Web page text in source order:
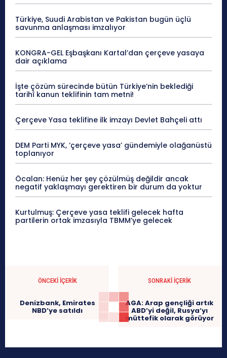
Türkiye, Suudi Arabistan ve Pakistan bugün üçlü
savunma anlaşması imzalıyor
KONGRA-GEL Eşbaşkanı Kartal’dan çerçeve yasaya
dair açıklama
İşte çözüm sürecinde bütün Türkiye’nin beklediği
tarihî kanun teklifinin tam metni!
Çerçeve Yasa teklifine ilk imzayı Devlet Bahçeli attı
DEM Parti MYK, ‘çerçeve yasa’ gündemiyle olağanüstü
toplanıyor
Öcalan: Henüz her şey çözülmüş değildir ancak
negatif yaklaşmayı gerektiren bir durum da yoktur
Kurtulmuş: Çerçeve yasa teklifi gelecek hafta
partilerin ortak imzasıyla TBMM’ye gelecek
ÖNCEKI İÇERIK
Denizbank, Emirates
NBD’ye satıldı
SONRAKI İÇERIK
AGA: Arap gençliği artık
ABD’yi değil, Rusya’yı
müttefik olarak görüyor